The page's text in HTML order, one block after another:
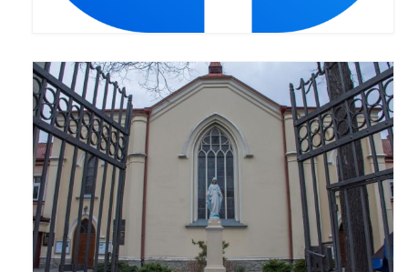
Galerie 2021
Pasterka 2021
Odpust 2021
Kościół Stacyjny Wielkiego Postu 2021
Pierwsza Komunia Święta
Pierwsza Komunia Święta – Grupa 1
Pierwsza Komunia Święta – Grupa 2